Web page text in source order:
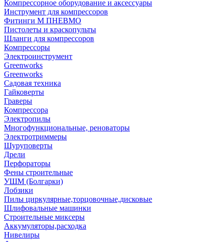
Компрессорное оборудование и аксессуары
Инструмент для компрессоров
Фитинги М ПНЕВМО
Пистолеты и краскопульты
Шланги для компрессоров
Компрессоры
Электроинструмент
Greenworks
Greenworks
Садовая техника
Гайковерты
Граверы
Компрессора
Электропилы
Многофункциональные, реноваторы
Электротриммеры
Шуруповерты
Дрели
Перфораторы
Фены строительные
УШМ (Болгарки)
Лобзики
Пилы циркулярные,торцовочные,дисковые
Шлифовальные машинки
Строительные миксеры
Аккумуляторы,расходка
Нивелиры